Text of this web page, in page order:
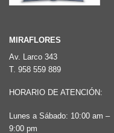
MIRAFLORES
Av. Larco 343
T. 958 559 889
HORARIO DE ATENCIÓN:
Lunes a Sábado: 10:00 am –
9:00 pm